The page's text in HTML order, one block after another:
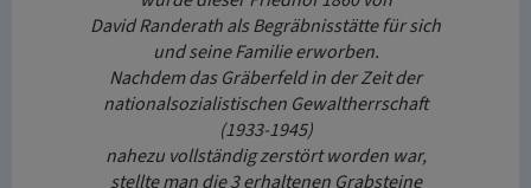
David Randerath als Begräbnisstätte für sich
und seine Familie erworben.
Nachdem das Gräberfeld in der Zeit der
nationalsozialistischen Gewaltherrschaft
(1933-1945)
nahezu vollständig zerstört worden war,
stellte man die 3 erhaltenen Grabsteine